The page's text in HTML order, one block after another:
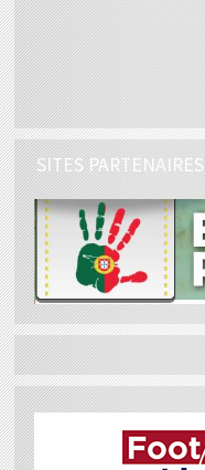
SITES PARTENAIRES